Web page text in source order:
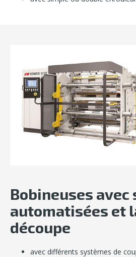
Bobineuses
automatisées et
découpe
avec différents systèmes de